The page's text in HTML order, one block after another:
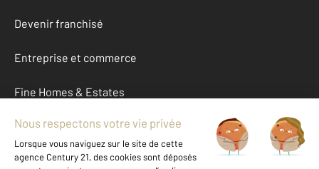
Devenir franchisé
Entreprise et commerce
Fine Homes & Estates
À propos
International